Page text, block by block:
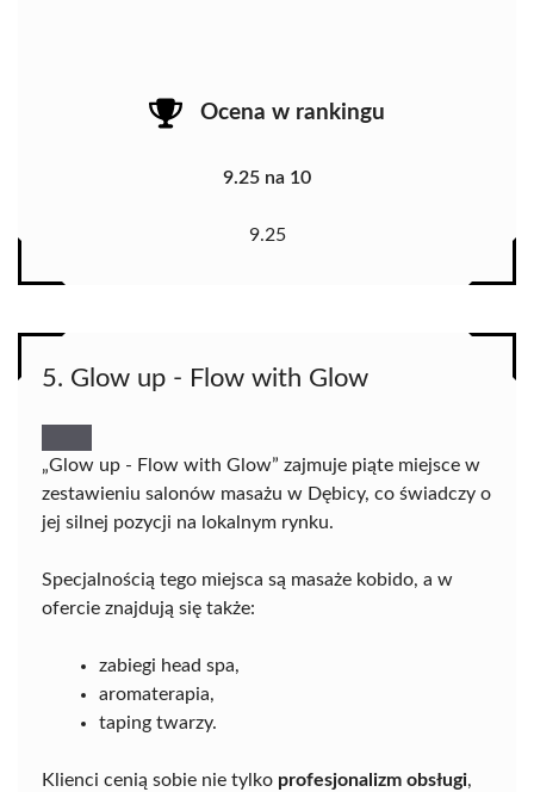
Ocena w rankingu
9.25 na 10
9.25
5. Glow up - Flow with Glow
„Glow up - Flow with Glow” zajmuje piąte miejsce w
zestawieniu salonów masażu w Dębicy, co świadczy o
jej silnej pozycji na lokalnym rynku.
Specjalnością tego miejsca są masaże kobido, a w
ofercie znajdują się także:
zabiegi head spa,
aromaterapia,
taping twarzy.
Klienci cenią sobie nie tylko profesjonalizm obsługi,